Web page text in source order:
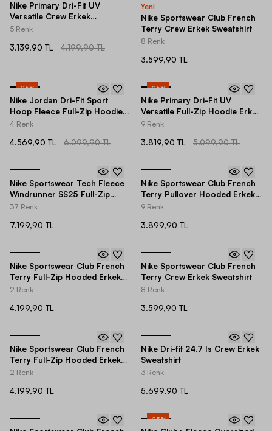
Nike Primary Dri-Fit UV
Versatile Crew Erkek
Sweatshirt
5 Renk
3.139,90 TL 4.199,90 TL
Yeni
Nike Sportswear Club French
Terry Crew Erkek Sweatshirt
8 Renk
3.599,90 TL
-25%
Nike Jordan Dri-Fit Sport
Hoop Fleece Full-Zip Hoodie
Erkek Ceket
4 Renk
4.569,90 TL 6.099,90 TL
-25%
Nike Primary Dri-Fit UV
Versatile Full-Zip Hoodie Erkek
Sweatshirt
9 Renk
3.819,90 TL 5.099,90 TL
Nike Sportswear Tech Fleece
Windrunner SS25 Full-Zip
Hoodie Erkek Ceket
37 Renk
7.199,90 TL
Nike Sportswear Club French
Terry Pullover Hooded Erkek
Sweatshirt
9 Renk
3.899,90 TL
Nike Sportswear Club French
Terry Full-Zip Hooded Erkek
Ceket
2 Renk
4.199,90 TL
Nike Sportswear Club French
Terry Crew Erkek Sweatshirt
8 Renk
3.599,90 TL
Nike Sportswear Club French
Terry Full-Zip Hooded Erkek
Ceket
2 Renk
4.199,90 TL
Nike Dri-fit 24.7 Is Crew Erkek
Sweatshirt
3 Renk
5.699,90 TL
-25%